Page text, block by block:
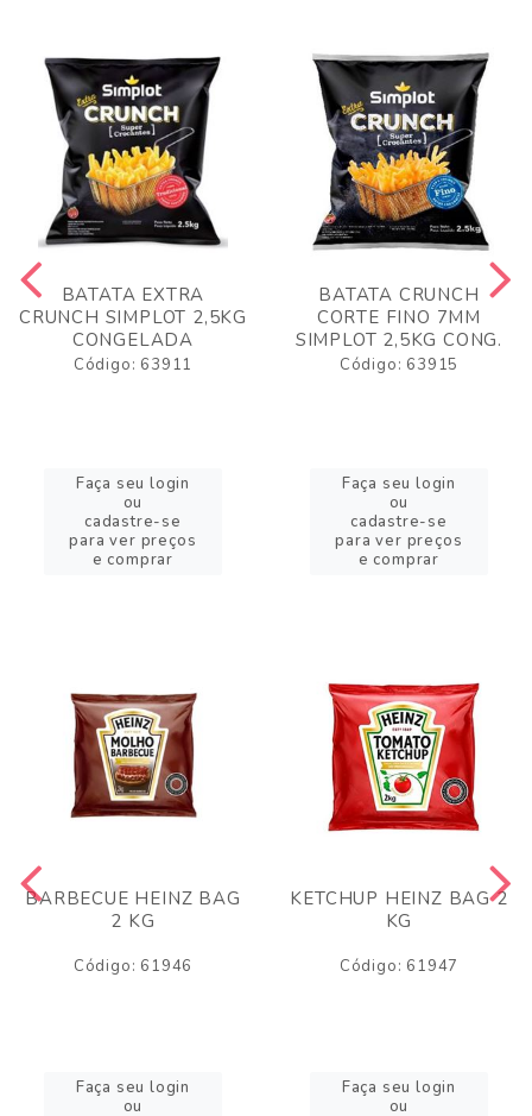
BATATA EXTRA
CRUNCH SIMPLOT 2,5KG
CONGELADA
Código: 63911
Faça seu login
ou
cadastre-se
para ver preços
e comprar
BATATA CRUNCH
CORTE FINO 7MM
SIMPLOT 2,5KG CONG.
Código: 63915
Faça seu login
ou
cadastre-se
para ver preços
e comprar
BARBECUE HEINZ BAG
2 KG
Código: 61946
Faça seu login
ou
KETCHUP HEINZ BAG 2
KG
Código: 61947
Faça seu login
ou